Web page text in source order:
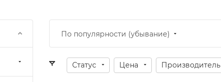
По популярности (убывание)
Статус Цена Производитель